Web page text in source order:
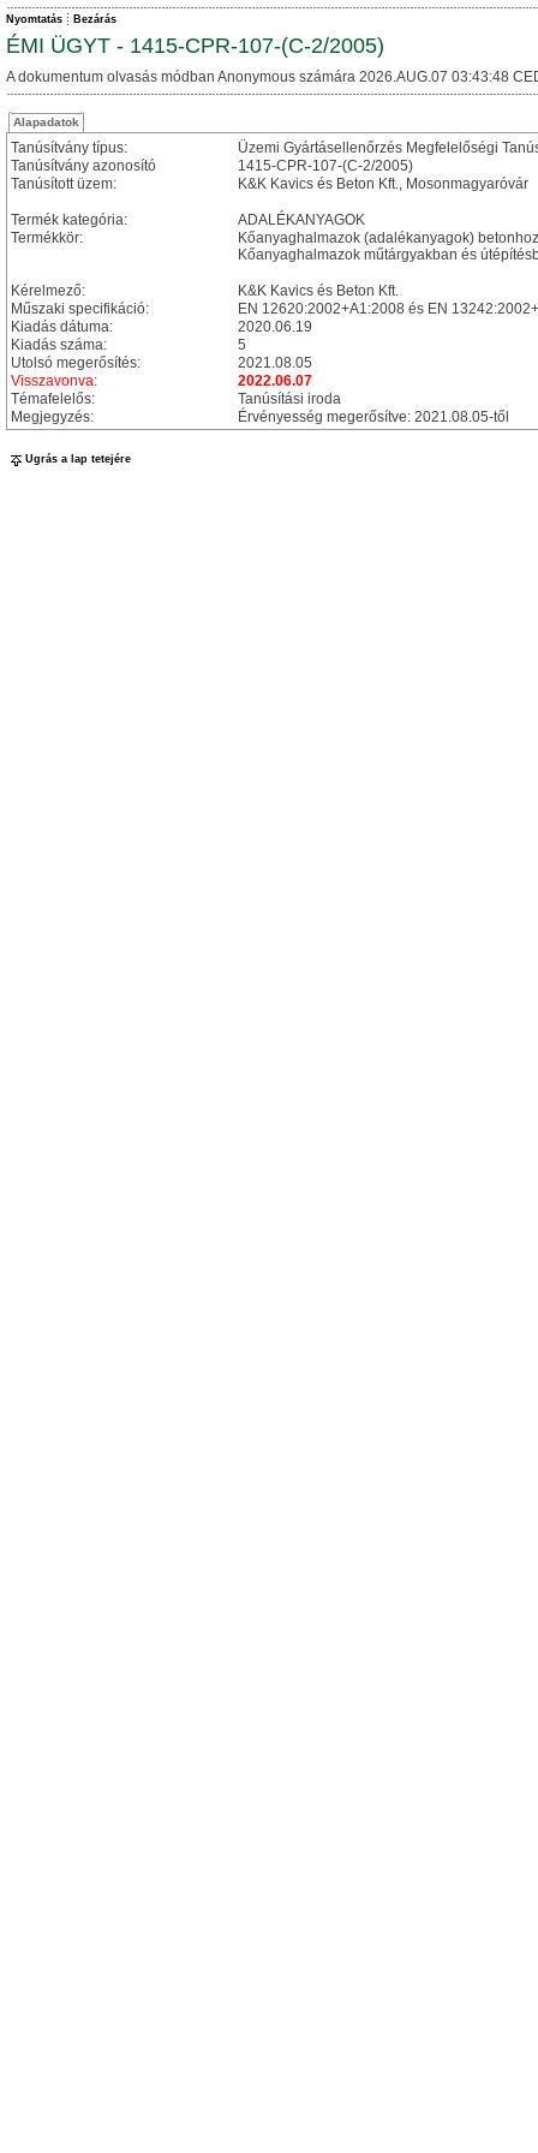
Nyomtatás Bezárás
ÉMI ÜGYT - 1415-CPR-107-(C-2/2005)
A dokumentum olvasás módban Anonymous számára 2026.AUG.07 03:43:48
Alapadatok
Tanúsítvány típus:
Üzemi Gyártásellenőrzés Megfelelőségi
Tanúsítvány azonosító
1415-CPR-107-(C-2/2005)
Tanúsított üzem:
K&K Kavics és Beton Kft., Mosonmagyaróvár
Termék kategória:
ADALÉKANYAGOK
Termékkör:
Kőanyaghalmazok (adalékanyagok)
Kőanyaghalmazok műtárgyakban és
Kérelmező:
K&K Kavics és Beton Kft.
Műszaki specifikáció:
EN 12620:2002+A1:2008 és EN
Kiadás dátuma:
2020.06.19
Kiadás száma:
5
Utolsó megerősítés:
2021.08.05
Visszavonva:
2022.06.07
Témafelelős:
Tanúsítási iroda
Megjegyzés:
Érvényesség megerősítve: 2021.08.05-től
Ugrás a lap tetejére